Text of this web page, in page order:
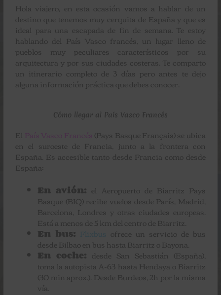
Hola viajero, en esta ocasión vamos a hablar de un
destino que tenemos muy cerquita de España y que es
ideal para una escapada de fin de semana. Te estoy
hablando del País Vasco francés, un lugar lleno de
pueblos muy peculiares característicos por su
arquitectura y por sus ciudades costeras. Te comparto
un itinerario completo de 3 días pero antes te dejo
alguna información práctica que debes conocer.
Cómo llegar al País Vasco Francés
El País Vasco Francés (Pays Basque Français) se ubica
en el suroeste de Francia, junto a la frontera con
España. Es accesible tanto desde Francia como desde
España:
En avión: el Aeropuerto de Biarritz Pays
Basque (BIQ) recibe vuelos desde París, Madrid,
Barcelona, Londres y otras ciudades europeas.
Está a menos de 5 km del centro de Biarritz.
En bus: ofrece un servicio de bus
desde Bilbao en bus hasta Biarritz o Bayona.
En coche: desde San Sebastián (España),
toma la autopista A-63 hasta Hendaya o Biarritz
(30 min aprox.). Desde Burdeos, 2h por la misma
vía.